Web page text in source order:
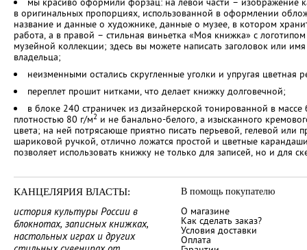
в оригинальных пропорциях, использованной в оформлении
название и данные о художнике, данные о музее, в котором
работа, а в правой – стильная виньетка «Моя книжка» с логотипом
музейной коллекции; здесь вы можете написать заголовок или имя
владельца;
неизменными остались скругленные уголки и упругая цветная
переплет прошит нитками, что делает книжку долговечной;
в блоке 240 страничек из дизайнерской тонированной в массе
плотностью 80 г/м2 и не банально-белого, а изысканного
цвета; на ней потрясающе приятно писать перьевой, гелевой или
шариковой ручкой, отлично ложатся простой и цветные
позволяет использовать книжку не только для записей, но и для
КАНЦЕЛЯРИЯ ВЛАСТЫ:
история культуры России в
блокнотах, записных книжках,
настольных играх и других
В помощь покупателю
О магазине
Как сделать заказ?
Условия доставки
Оплата